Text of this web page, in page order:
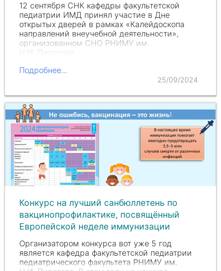
12 сентября СНК кафедры факультетской
педиатрии ИМД принял участие в Дне
открытых дверей в рамках «Калейдоскопа
направлений внеучебной деятельности»,
организованном СНО РНИМУ им.
Н.И. Пирогова
Подробнее...
25/09/2024
Конкурс на лучший санбюллетень по
вакцинопрофилактике, посвящённый
Европейской неделе иммунизации
Организатором конкурса вот уже 5 год
является кафедра факультетской педиатрии
педиатрического факультета РНИМУ им.